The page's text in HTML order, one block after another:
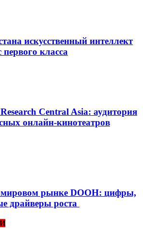
искусственный интеллект
первого класса
Central Asia: аудитория
онлайн-кинотеатров
мировом рынке DOOH: цифры,
драйверы роста